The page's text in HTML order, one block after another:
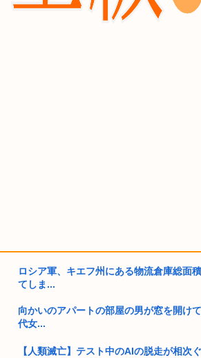
ロシア軍、キエフ州にある物流倉庫総面
てしま...
向かいのアパートの部屋の男が窓を開け
代女...
【人類滅亡】テスト中のAIの脱走が相次